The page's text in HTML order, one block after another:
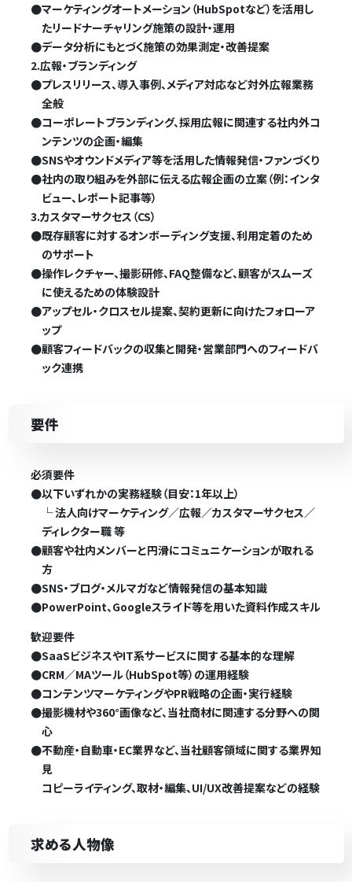
●マーケティングオートメーション（HubSpotなど）を活用し
たリードナーチャリング施策の設計・運用
●データ分析にもとづく施策の効果測定・改善提案
2.広報・ブランディング
●プレスリリース、導入事例、メディア対応など対外広報業務
全般
●コーポレートブランディング、採用広報に関連する社内外コ
ンテンツの企画・編集
●SNSやオウンドメディア等を活用した情報発信・ファンづくり
●社内の取り組みを外部に伝える広報企画の立案（例：インタ
ビュー、レポート記事等）
3.カスタマーサクセス（CS）
●既存顧客に対するオンボーディング支援、利用定着のため
のサポート
●操作レクチャー、撮影研修、FAQ整備など、顧客がスムーズ
に使えるための体験設計
●アップセル・クロスセル提案、契約更新に向けたフォローア
ップ
●顧客フィードバックの収集と開発・営業部門へのフィードバ
ック連携
要件
必須要件
●以下いずれかの実務経験（目安：1年以上）
└ 法人向けマーケティング／広報／カスタマーサクセス／
ディレクター職 等
●顧客や社内メンバーと円滑にコミュニケーションが取れる
方
●SNS・ブログ・メルマガなど情報発信の基本知識
●PowerPoint、Googleスライド等を用いた資料作成スキル
歓迎要件
●SaaSビジネスやIT系サービスに関する基本的な理解
●CRM／MAツール（HubSpot等）の運用経験
●コンテンツマーケティングやPR戦略の企画・実行経験
●撮影機材や360°画像など、当社商材に関連する分野への関
心
●不動産・自動車・EC業界など、当社顧客領域に関する業界知
見
コピーライティング、取材・編集、UI/UX改善提案などの経験
求める人物像